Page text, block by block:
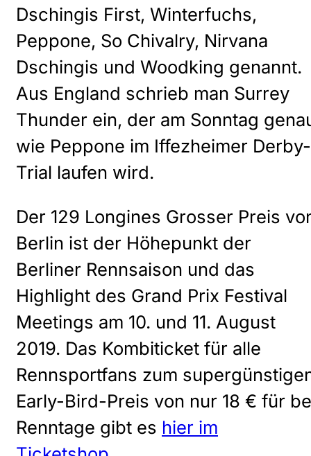
Dschingis First, Winterfuchs,
Peppone, So Chivalry, Nirvana
Dschingis und Woodking genannt.
Aus England schrieb man Surrey
Thunder ein, der am Sonntag
wie Peppone im Iffezheimer Derby-
Trial laufen wird.
Der 129 Longines Grosser Preis
Berlin ist der Höhepunkt der
Berliner Rennsaison und das
Highlight des Grand Prix Festival
Meetings am 10. und 11. August
2019. Das Kombiticket für alle
Rennsportfans zum
Early-Bird-Preis von nur 18 € für
Renntage gibt es hier im